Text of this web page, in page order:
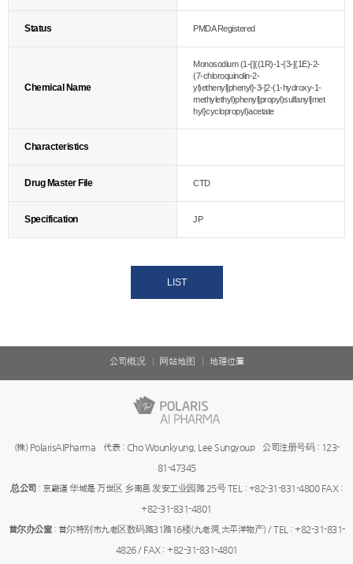
Status PMDA Registered
Chemical Name
Monosodium (1-{[((1R)-1-{3-[(1E)-2-
(7-chloroquinolin-2-
yl)ethenyl]phenyl}-3-[2-(1-hydroxy-1-
methylethyl)phenyl]propyl)sulfanyl]met
hyl}cyclopropyl)acetate
Characteristics
Drug Master File CTD
Specification JP
LIST
公司概况 网站地图 地理位置
(株) PolarisAIPharma 代表 : Cho Wounkyung, Lee Sungyoup 公司注册号码 : 123-
81-47345
总公司 : 京畿道 华城是 万世区 乡南邑 发安工业园路 25号 TEL : +82-31-831-4800 FAX :
+82-31-831-4801
首尔办公室: 首尔特别市九老区数码路31路16楼(九老洞,太平洋物产) / TEL : +82-31-831-
4826 / FAX : +82-31-831-4801